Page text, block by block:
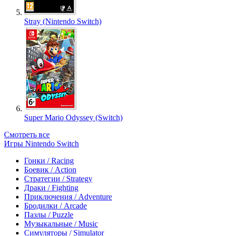
Stray (Nintendo Switch)
Super Mario Odyssey (Switch)
Смотреть все
Игры Nintendo Switch
Гонки / Racing
Боевик / Action
Стратегии / Strategy
Драки / Fighting
Приключения / Adventure
Бродилки / Arcade
Пазлы / Puzzle
Музыкальные / Music
Симуляторы / Simulator